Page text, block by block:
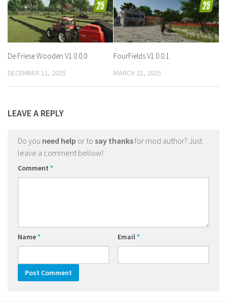
De Friese Wooden V1.0.0.0
DECEMBER 11, 2025
FourFields V1.0.0.1
MARCH 21, 2025
LEAVE A REPLY
Do you need help or to say thanksfor mod author? Just
leave a comment bellow!
Comment *
Name* Email*